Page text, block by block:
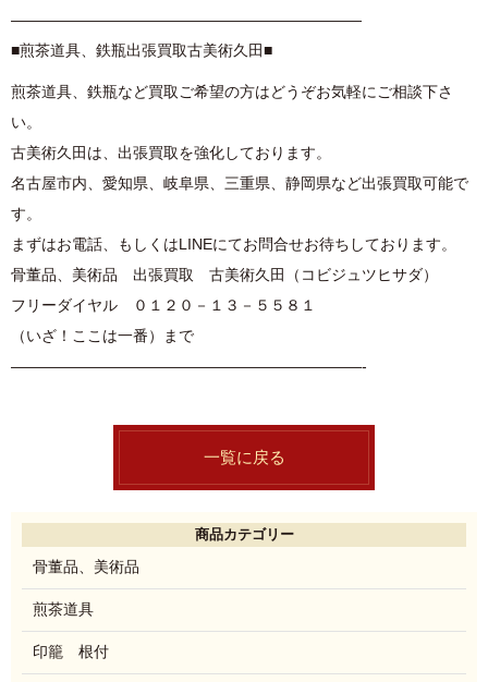
———————————————————————
■煎茶道具、鉄瓶出張買取古美術久田■
煎茶道具、鉄瓶など買取ご希望の方はどうぞお気軽にご相談下さ
い。
古美術久田は、出張買取を強化しております。
名古屋市内、愛知県、岐阜県、三重県、静岡県など出張買取可能で
す。
まずはお電話、もしくはLINEにてお問合せお待ちしております。
骨董品、美術品 出張買取 古美術久田（コビジュツヒサダ）
フリーダイヤル ０１２０－１３－５５８１
（いざ！ここは一番）まで
———————————————————————-
一覧に戻る
商品カテゴリー
骨董品、美術品
煎茶道具
印籠 根付